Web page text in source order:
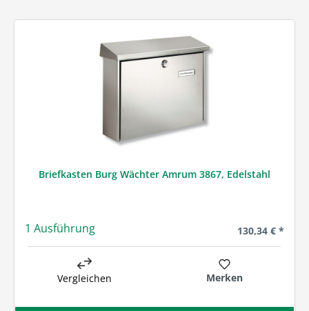
Briefkasten Burg Wächter Amrum 3867, Edelstahl
1 Ausführung Regulärer
130,34 € *
Vergleichen Merken